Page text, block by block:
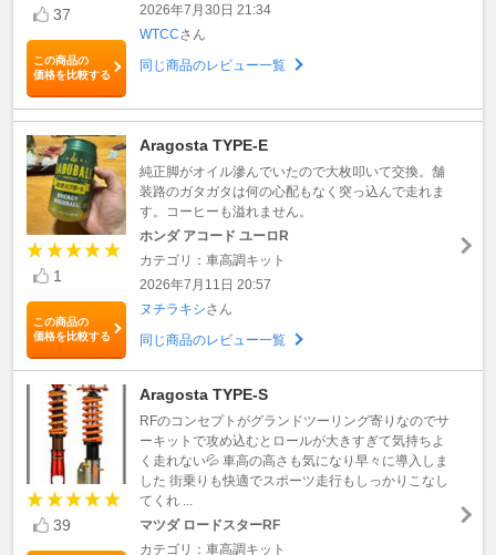
37
この商品の
価格を比較する
2026年7月30日 21:34
WTCCさん
同じ商品のレビュー一覧
1
この商品の
価格を比較する
Aragosta TYPE-E
純正脚がオイル滲んでいたので大枚叩いて交換。舗
装路のガタガタは何の心配もなく突っ込んで走れま
す。コーヒーも溢れません。
ホンダ アコード ユーロR
カテゴリ：車高調キット
2026年7月11日 20:57
ヌチラキシさん
同じ商品のレビュー一覧
39
Aragosta TYPE-S
RFのコンセプトがグランドツーリング寄りなのでサ
ーキットで攻め込むとロールが大きすぎて気持ちよ
く走れない💦 車高の高さも気になり早々に導入しま
した 街乗りも快適でスポーツ走行もしっかりこなし
てくれ ...
マツダ ロードスターRF
カテゴリ：車高調キット